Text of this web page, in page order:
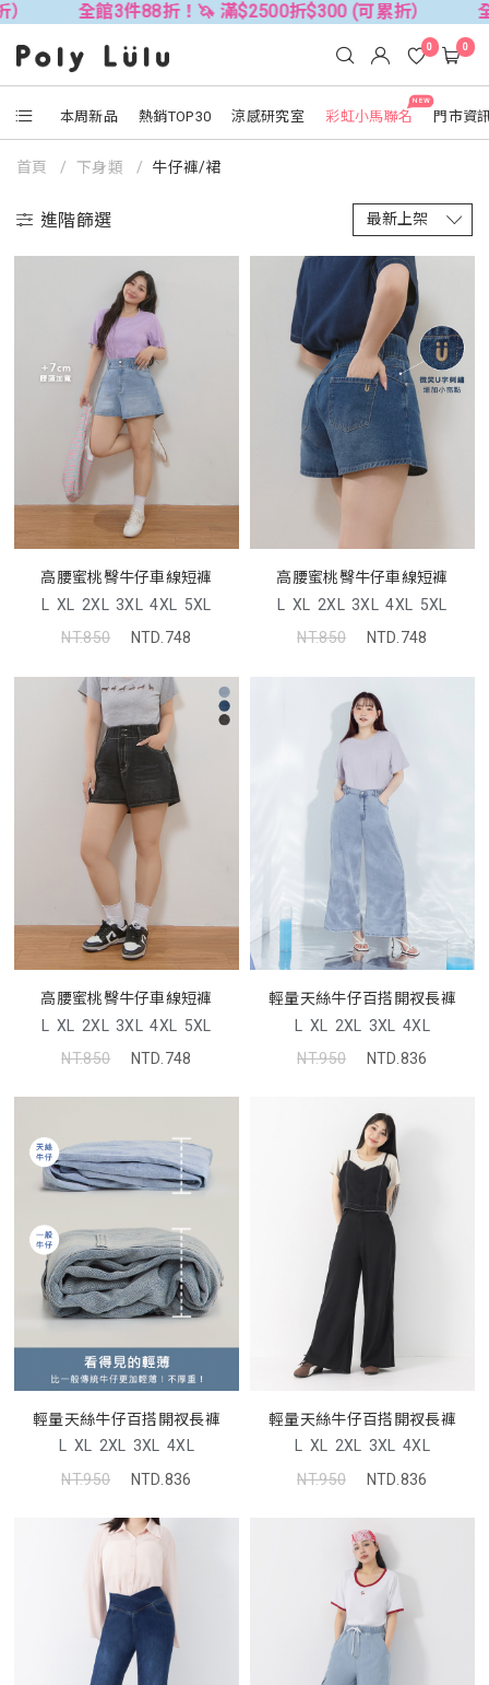
全館3件88折！🦄 滿$2500折$300 (可累折） 全館3
本周新品 熱銷TOP30 涼感研究室
NEW
彩虹小馬聯名 門市資
0 0
首頁 下身類 牛仔褲/裙
進階篩選
高腰蜜桃臀牛仔車線短褲
L XL 2XL 3XL 4XL 5XL
NT.850
NTD.748
高腰蜜桃臀牛仔車線短褲
L XL 2XL 3XL 4XL 5XL
NT.850
NTD.748
高腰蜜桃臀牛仔車線短褲
L XL 2XL 3XL 4XL 5XL
NT.850
NTD.748
輕量天絲牛仔百搭開衩長褲
L XL 2XL 3XL 4XL
NT.950
NTD.836
輕量天絲牛仔百搭開衩長褲
L XL 2XL 3XL 4XL
NT.950
NTD.836
輕量天絲牛仔百搭開衩長褲
L XL 2XL 3XL 4XL
NT.950
NTD.836